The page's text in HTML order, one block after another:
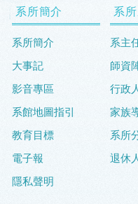
系所簡介
系所簡介
大事記
影音專區
系館地圖指引
教育目標
電子報
隱私聲明
系
系主
師資
行政
家族
系所
退休